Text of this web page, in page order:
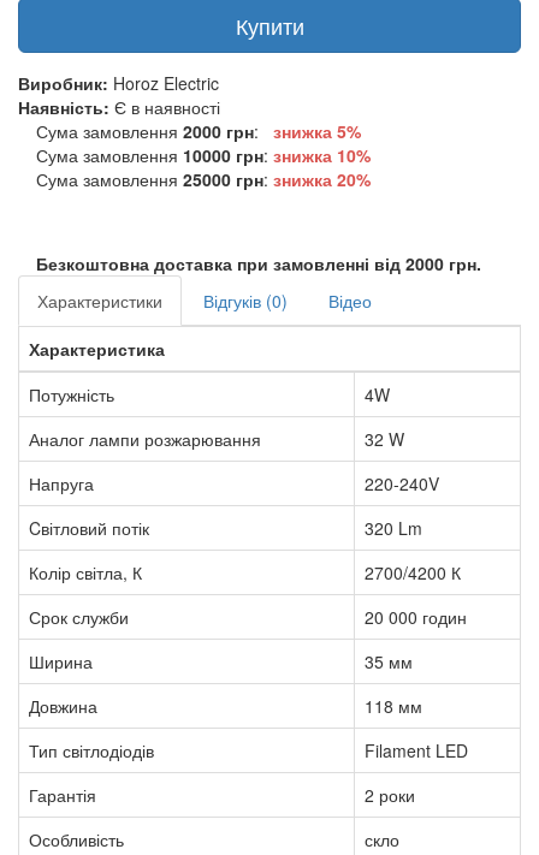
Купити
Виробник: Horoz Electric
Наявність: Є в наявності
Сума замовлення 2000 грн:
знижка 5%
Сума замовлення 10000 грн: знижка 10%
Сума замовлення 25000 грн: знижка 20%
Безкоштовна доставка при замовленні від 2000 грн.
Характеристики
Відгуків (0)
Відео
Характеристика
Потужність
4W
Аналог лампи розжарювання
32 W
Напруга
220-240V
Cвітловий потік
320 Lm
Колір світла, К
2700/4200 К
Срок служби
20 000 годин
Ширина
35 мм
Довжина
118 мм
Тип світлодіодів
Filament LED
Гарантія
2 роки
Особливість
скло